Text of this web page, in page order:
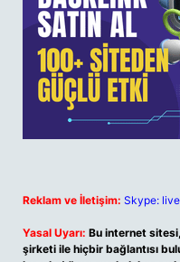
Reklam ve İletişim: Skype:
Yasal Uyarı: Bu internet
şirketi ile hiçbir bağlantısı